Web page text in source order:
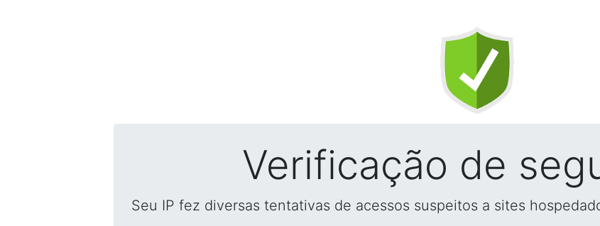
Verificação de
Seu IP fez diversas tentativas de acessos suspeitos a sites